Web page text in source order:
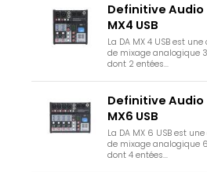
Definitive Audio
MX4 USB
La DA MX 4 USB est
de mixage analogique
dont 2 entées...
Definitive Audio
MX6 USB
La DA MX 6 USB est
de mixage analogique
dont 4 entées...